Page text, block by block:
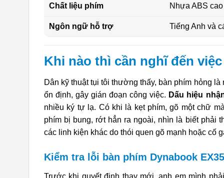
Chất liệu phím Nhựa ABS
Ngôn ngữ hỗ trợ Tiếng Anh và
Khi nào thì cần nghĩ đến
Dân kỹ thuật tụi tôi thường thấy, bàn phím hỏng
ổn định, gây gián đoạn công việc. Dấu hiệu
nhiều ký tự lạ. Có khi là kẹt phím, gõ một chữ
phím bị bung, rớt hẳn ra ngoài, nhìn là biết phải
các linh kiện khác do thói quen gõ mạnh hoặc cố
Kiểm tra lỗi bàn phím Dynabook
Trước khi quyết định thay mới, anh em mình